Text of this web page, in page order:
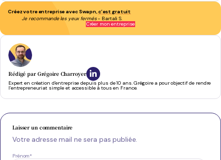
Créez votre entreprise avec Swapn,c’est gratuit
Je recommande les yeux fermés- Bartali S.
Créer mon entreprise
Rédigé par Grégoire Charroyer
Expert en création d’entreprise depuis plus de 10 ans. Grégoire a pour objectif de rendre
l’entrepreneuriat simple et accessible à tous en France.
Laisser un commentaire
Votre adresse mail ne sera pas publiée.
Prénom*